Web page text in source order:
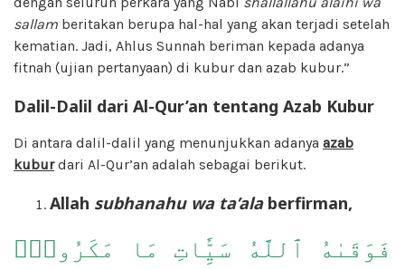
sallam beritakan berupa hal-hal yang akan terjadi setelah
kematian. Jadi, Ahlus Sunnah beriman kepada adanya
fitnah (ujian pertanyaan) di kubur dan azab kubur.”
Dalil-Dalil dari Al-Qur’an tentang Azab Kubur
Di antara dalil-dalil yang menunjukkan adanya azab
kuburdari Al-Qur’an adalah sebagai berikut.
Allah subhanahu wa ta’alaberfirman,
فَوَقَىٰهُ ٱللَّهُ سَيِّ‍َٔاتِ مَا مَكَرُواْۖ